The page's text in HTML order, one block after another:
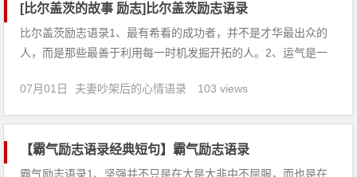
[比尔盖茨的故事 励志]比尔盖茨励志语录
比尔盖茨励志语录1、最有希看的成功者，并不是才华最出众的
人，而是那些最善于利用每一时机发掘开拓的人。2、运气是一
力。我从来都是戴着看远镜看这个世界的。3、轻率和疏忽所造
成的祸患不相上下。有很多青年人之所以失败，就是败在做事轻
07月01日 夫妻吵架后的心情语录 103 views
【霸气励志语录经典短句】霸气励志语录
霸气励志语录1、坚强并不只是在大是大非中不屈服，而也是在